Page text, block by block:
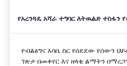
የአረንጓዴ አሻራ ተግባር ለትዉልድ ተስፋን
የብልፅግና እሳቤ ስር የሰደደው የሰውን
ገጽታ በመቀየር እና ዘላቂ ልማትን